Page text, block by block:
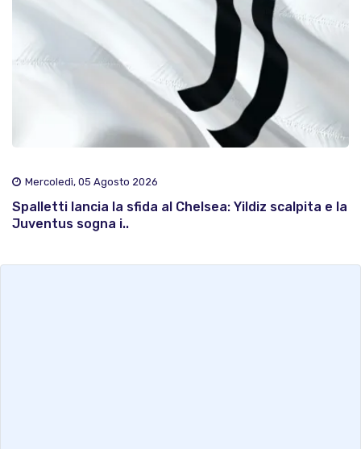
Mercoledì, 05 Agosto 2026
Spalletti lancia la sfida al Chelsea: Yildiz scalpita e la
Juventus sogna i..